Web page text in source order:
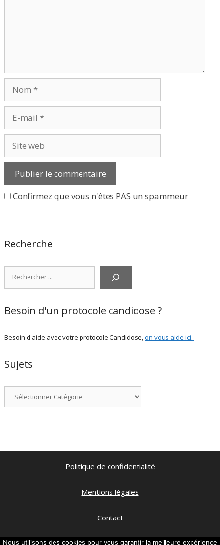
mail
web
Confirmez que vous n'êtes PAS un spammeur
Recherche
Besoin d'un protocole candidose ?
Besoin d'aide avec votre protocole Candidose, on vous aide ici.
Sujets
Politique de confidentialité
Mentions légales
Contact
Qui suis je ?
Nous utilisons des cookies pour vous garantir la meilleure expérience